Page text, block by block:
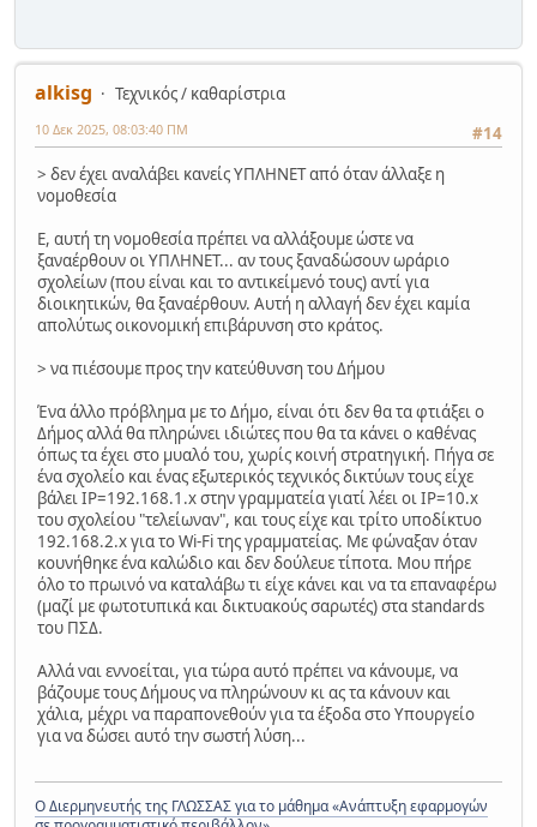
alkisg
Τεχνικός / καθαρίστρια
#14
10 Δεκ 2025, 08:03:40 ΠΜ
> δεν έχει αναλάβει κανείς ΥΠΛΗΝΕΤ από όταν άλλαξε η
νομοθεσία
Ε, αυτή τη νομοθεσία πρέπει να αλλάξουμε ώστε να
ξαναέρθουν οι ΥΠΛΗΝΕΤ... αν τους ξαναδώσουν ωράριο
σχολείων (που είναι και το αντικείμενό τους) αντί για
διοικητικών, θα ξαναέρθουν. Αυτή η αλλαγή δεν έχει καμία
απολύτως οικονομική επιβάρυνση στο κράτος.
> να πιέσουμε προς την κατεύθυνση του Δήμου
Ένα άλλο πρόβλημα με το Δήμο, είναι ότι δεν θα τα φτιάξει ο
Δήμος αλλά θα πληρώνει ιδιώτες που θα τα κάνει ο καθένας
όπως τα έχει στο μυαλό του, χωρίς κοινή στρατηγική. Πήγα σε
ένα σχολείο και ένας εξωτερικός τεχνικός δικτύων τους είχε
βάλει IP=192.168.1.x στην γραμματεία γιατί λέει οι IP=10.x
του σχολείου "τελείωναν", και τους είχε και τρίτο υποδίκτυο
192.168.2.x για το Wi-Fi της γραμματείας. Με φώναξαν όταν
κουνήθηκε ένα καλώδιο και δεν δούλευε τίποτα. Μου πήρε
όλο το πρωινό να καταλάβω τι είχε κάνει και να τα επαναφέρω
(μαζί με φωτοτυπικά και δικτυακούς σαρωτές) στα standards
του ΠΣΔ.
Αλλά ναι εννοείται, για τώρα αυτό πρέπει να κάνουμε, να
βάζουμε τους Δήμους να πληρώνουν κι ας τα κάνουν και
χάλια, μέχρι να παραπονεθούν για τα έξοδα στο Υπουργείο
για να δώσει αυτό την σωστή λύση...
Ο Διερμηνευτής της ΓΛΩΣΣΑΣ για το μάθημα «Ανάπτυξη εφαρμογών